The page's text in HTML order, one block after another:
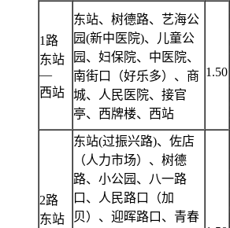
1路
东站
—
西站
东站、树德路、艺海公
园(新中医院)、儿童公
园、妇保院、中医院、
南街口（好乐多）、商
城、人民医院、接官
亭、西牌楼、西站
1.50
2路
东站
东站(过振兴路)、佐店
（人力市场）、树德
路、小公园、八一路
口、人民路口（加
贝）、迎晖路口、青春